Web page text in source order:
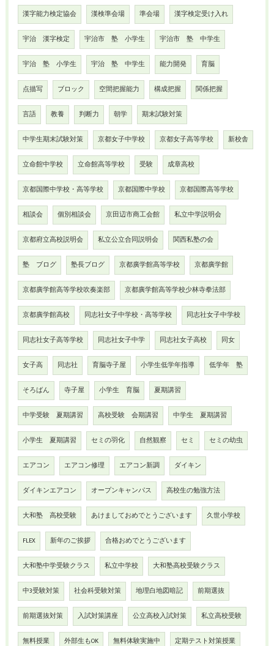
漢字能力検定協会 漢検準会場 準会場 漢字検定受け入れ
宇治 漢字検定 宇治市 塾 小学生 宇治市 塾 中学生
宇治 塾 小学生 宇治 塾 中学生 能力開発 育脳
点描写 ブロック 空間把握能力 構成把握 関係把握
言語 教養 判断力 朝学 期末試験対策
中学生期末試験対策 京都女子中学校 京都女子高等学校 新校舎
立命館中学校 立命館高等学校 受験 成章高校
京都国際中学校・高等学校 京都国際中学校 京都国際高等学校
相談会 個別相談会 京田辺市商工会館 私立中学説明会
京都府立高校説明会 私立公立合同説明会 関西私塾の会
塾 ブログ 塾長ブログ 京都廣学館高等学校 京都廣学館
京都廣学館高等学校吹奏楽部 京都廣学館高等学校少林寺拳法部
京都廣学館高校 同志社女子中学校・高等学校 同志社女子中学校
同志社女子高等学校 同志社女子中学 同志社女子高校 同女
女子高 同志社 育脳寺子屋 小学生低学年指導 低学年 塾
そろばん 寺子屋 小学生 育脳 夏期講習
中学受験 夏期講習 高校受験 会期講習 中学生 夏期講習
小学生 夏期講習 セミの羽化 自然観察 セミ セミの幼虫
エアコン エアコン修理 エアコン新調 ダイキン
ダイキンエアコン オープンキャンパス 高校生の勉強方法
大和塾 高校受験 あけましておめでとうございます 久世小学校
FLEX 新年のご挨拶 合格おめでとうございます
大和塾中学受験クラス 私立中学校 大和塾高校受験クラス
中3受験対策 社会科受験対策 地理白地図暗記 前期選抜
前期選抜対策 入試対策講座 公立高校入試対策 私立高校受験
無料授業 外部生もOK 無料体験実施中 定期テスト対策授業